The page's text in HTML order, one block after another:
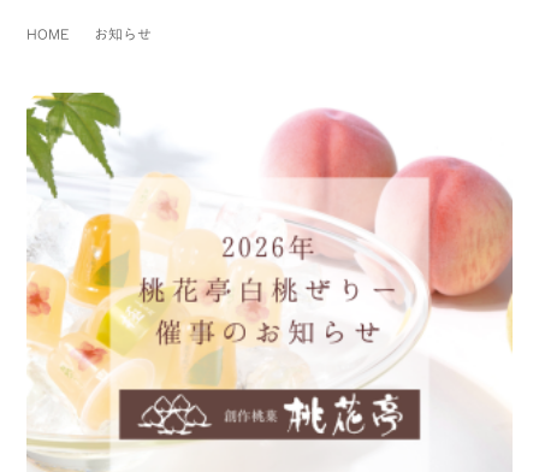
HOME お知らせ